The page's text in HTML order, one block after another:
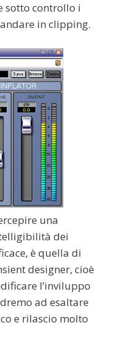
sotto controllo i
in clipping.
una
dei
è quella di
designer, cioè
l’inviluppo
ad esaltare
e rilascio molto